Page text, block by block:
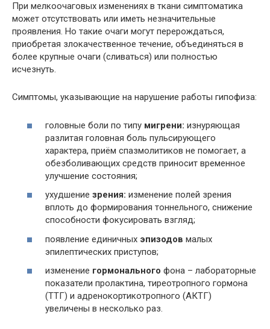
При мелкоочаговых изменениях в ткани симптоматика
может отсутствовать или иметь незначительные
проявления. Но такие очаги могут перерождаться,
приобретая злокачественное течение, объединяться в
более крупные очаги (сливаться) или полностью
исчезнуть.
Симптомы, указывающие на нарушение работы гипофиза:
головные боли по типу мигрени: изнуряющая
разлитая головная боль пульсирующего
характера, приём спазмолитиков не помогает, а
обезболивающих средств приносит временное
улучшение состояния;
ухудшение зрения: изменение полей зрения
вплоть до формирования тоннельного, снижение
способности фокусировать взгляд;
появление единичных эпизодов малых
эпилептических приступов;
изменение гормонального фона – лабораторные
показатели пролактина, тиреотропного гормона
(ТТГ) и адренокортикотропного (АКТГ)
увеличены в несколько раз.